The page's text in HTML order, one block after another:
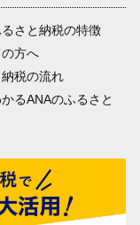
さと納税の特徴
方へ
税の流れ
るANAのふるさと